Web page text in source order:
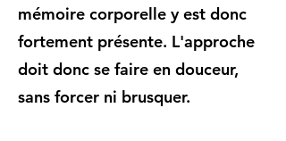
mémoire corporelle y est donc
fortement présente. L'approche
doit donc se faire en douceur,
sans forcer ni brusquer.